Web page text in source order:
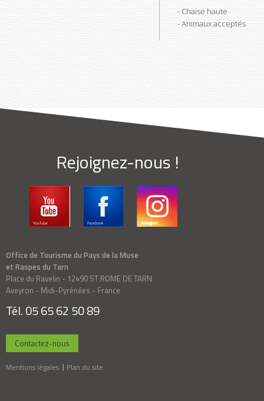
Chaise haute
Animaux acceptés
Rejoignez-nous !
Office de Tourisme du Pays de la Muse
et Raspes du Tarn
Place du Ravelin - 12490 ST ROME DE TARN
Aveyron - Midi-Pyrénées - France
Tél. 05 65 62 50 89
Contactez-nous
Mentions légales Plan du site